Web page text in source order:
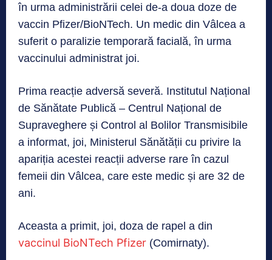
în urma administrării celei de-a doua doze de
vaccin Pfizer/BioNTech. Un medic din Vâlcea a
suferit o paralizie temporară facială, în urma
vaccinului administrat joi.
Prima reacție adversă severă. Institutul Național
de Sănătate Publică – Centrul Național de
Supraveghere și Control al Bolilor Transmisibile
a informat, joi, Ministerul Sănătății cu privire la
apariția acestei reacții adverse rare în cazul
femeii din Vâlcea, care este medic și are 32 de
ani.
Aceasta a primit, joi, doza de rapel a din
vaccinul BioNTech Pfizer (Comirnaty).